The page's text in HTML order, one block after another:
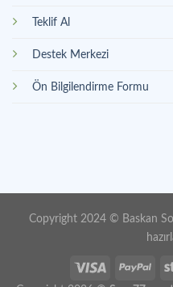
Teklif Al
Destek Merkezi
Ön Bilgilendirme Formu
Copyright 2024 © Baskan